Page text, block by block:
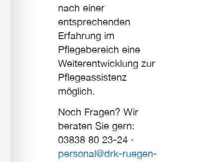
nach einer
entsprechenden
Erfahrung im
Pflegebereich eine
Weiterentwicklung zur
Pflegeassistenz
möglich.
Noch Fragen? Wir
beraten Sie gern:
03838 80 23-24 ·
personal@drk-ruegen-